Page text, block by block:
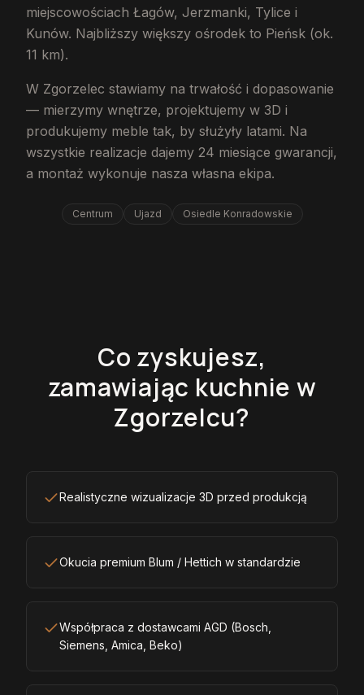
miejscowościach Łagów, Jerzmanki, Tylice i
Kunów. Najbliższy większy ośrodek to Pieńsk (ok.
11 km).
W Zgorzelec stawiamy na trwałość i dopasowanie
— mierzymy wnętrze, projektujemy w 3D i
produkujemy meble tak, by służyły latami. Na
wszystkie realizacje dajemy 24 miesiące gwarancji,
a montaż wykonuje nasza własna ekipa.
Centrum Ujazd Osiedle Konradowskie
Co zyskujesz,
zamawiając kuchnie w
Zgorzelcu?
Realistyczne wizualizacje 3D przed produkcją
Okucia premium Blum / Hettich w standardzie
Współpraca z dostawcami AGD (Bosch,
Siemens, Amica, Beko)